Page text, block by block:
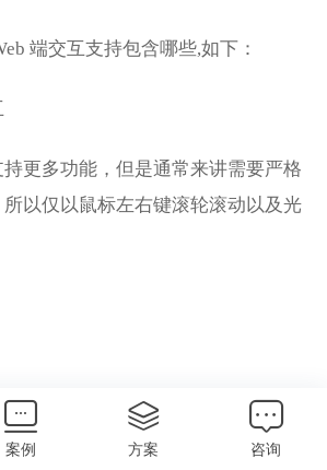
端交互支持包含哪些,如下：
更多功能，但是通常来讲需要严格
以仅以鼠标左右键滚轮滚动以及光
案例 方案 咨询